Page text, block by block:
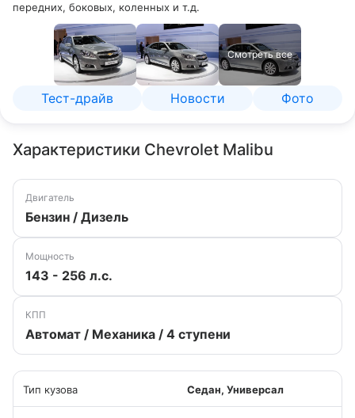
передних, боковых, коленных и т.д.
Смотреть все
Тест-драйв Новости Фото
Характеристики Chevrolet Malibu
Двигатель
Бензин / Дизель
Мощность
143 - 256 л.с.
КПП
Автомат / Механика / 4 ступени
Тип кузова Седан, Универсал